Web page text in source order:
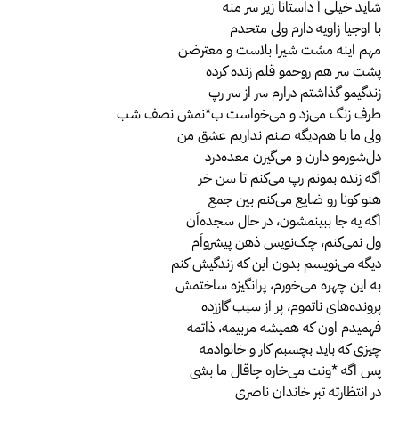
شاید خیلی اَ داستانا زیر سر منه
با اوجیا زاویه دارم ولی متحدم
مهم اینه مشت شیرا بلاست و معترضن
پشت سر هم روحمو قلم زنده کرده
زندگیمو گذاشتم درارم سر از سر رپ
طرف زنگ می‌زد و می‌خواست ب*نمش نصف شب
ولی ما با هم‌دیگه صنم نداریم عشق من
دل‌شورمو دارن و می‌گیرن معده‌درد
اگه زنده بمونم رپ می‌کنم تا سن خر
هنو کونا رو ضایع می‌کنم بین جمع
اگه یه جا ببینمشون، در حال سجده‌اَن
ول نمی‌کنم، چک‌نویس ذهن پیشرواَم
دیگه می‌نویسم بدون این که زندگیش کنم
به این چهره می‌خورم، پرانگیزه ساختمش
پرونده‌های ناتموم، پر از سیب گاززده
فهمیدم اون که همیشه مربیمه، ذاتمه
چیزی که باید بچسبم کار و خانوادمه
پس اگه *ونت می‌خاره چاقال ما بشی
در انتظارته تبر خاندان ناصری